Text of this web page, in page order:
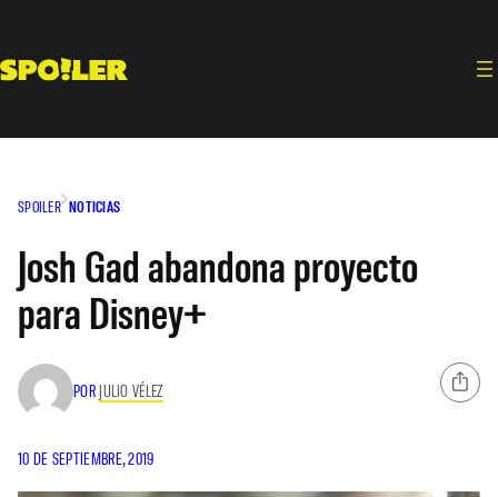
contenido
SPOILER NOTICIAS
Josh Gad abandona proyecto
para Disney+
POR JULIO VÉLEZ
10 DE SEPTIEMBRE, 2019